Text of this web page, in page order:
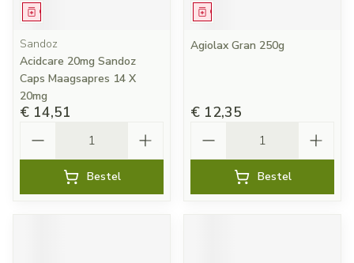
Geneesmiddel
Sandoz
Acidcare 20mg Sandoz
Caps Maagsapres 14 X
20mg
€ 14,51
Bestel
Geneesmiddel
Agiolax Gran 250g
€ 12,35
Bestel